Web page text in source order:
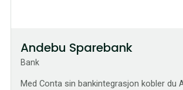
Andebu Sparebank
Bank
Med Conta sin bankintegrasjon kobler du